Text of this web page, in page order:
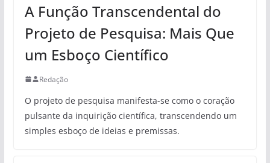
A Função Transcendental do
Projeto de Pesquisa: Mais Que
um Esboço Científico
Redação
O projeto de pesquisa manifesta-se como o coração
pulsante da inquirição científica, transcendendo um
simples esboço de ideias e premissas.